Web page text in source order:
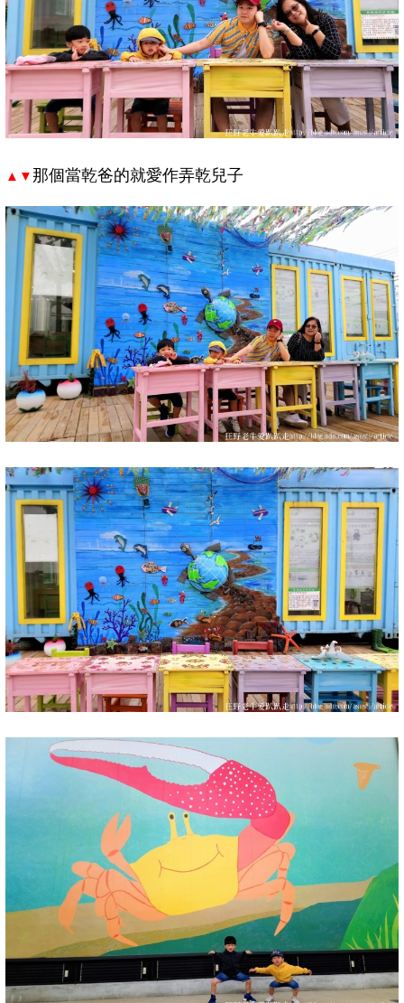
▲▼那個當乾爸的就愛作弄乾兒子